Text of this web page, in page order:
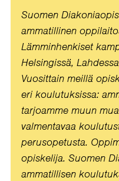
Suomen
ammatillinen
Lämminhenkiset
Helsingissä,
Vuosittain meillä
eri koulutuksissa:
tarjoamme muun
valmentavaa
perusopetusta.
opiskelija. Suomen
ammatillisen